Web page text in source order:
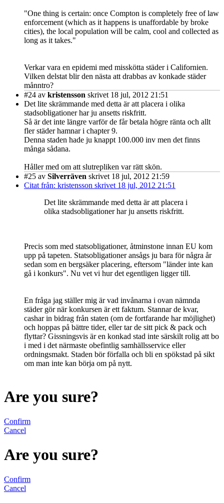
"One thing is certain: once Compton is completely free of law
enforcement (which as it happens is unaffordable by broke
cities), the local population will be calm, cool and collected as
long as it takes."
Verkar vara en epidemi med misskötta städer i Californien.
Vilken delstat blir den nästa att drabbas av konkade städer
månntro?
#24 av kristensson skrivet 18 jul, 2012 21:51
Det lite skrämmande med detta är att placera i olika
stadsobligationer har ju ansetts riskfritt.
Så är det inte längre varför de får betala högre ränta och allt
fler städer hamnar i chapter 9.
Denna staden hade ju knappt 100.000 inv men det finns
många sådana.
Håller med om att slutrepliken var rätt skön.
#25 av Silverräven skrivet 18 jul, 2012 21:59
Citat från: kristensson skrivet 18 jul, 2012 21:51
Det lite skrämmande med detta är att placera i
olika stadsobligationer har ju ansetts riskfritt.
Precis som med statsobligationer, åtminstone innan EU kom
upp på tapeten. Statsobligationer ansågs ju bara för några år
sedan som en bergsäker placering, eftersom "länder inte kan
gå i konkurs". Nu vet vi hur det egentligen ligger till.
En fråga jag ställer mig är vad invånarna i ovan nämnda
städer gör när konkursen är ett faktum. Stannar de kvar,
cashar in bidrag från staten (om de fortfarande har möjlighet)
och hoppas på bättre tider, eller tar de sitt pick & pack och
flyttar? Gissningsvis är en konkad stad inte särskilt rolig att bo
i med i det närmaste obefintlig samhällsservice eller
ordningsmakt. Staden bör förfalla och bli en spökstad på sikt
om man inte kan börja om på nytt.
Are you sure?
Confirm
Cancel
Are you sure?
Confirm
Cancel